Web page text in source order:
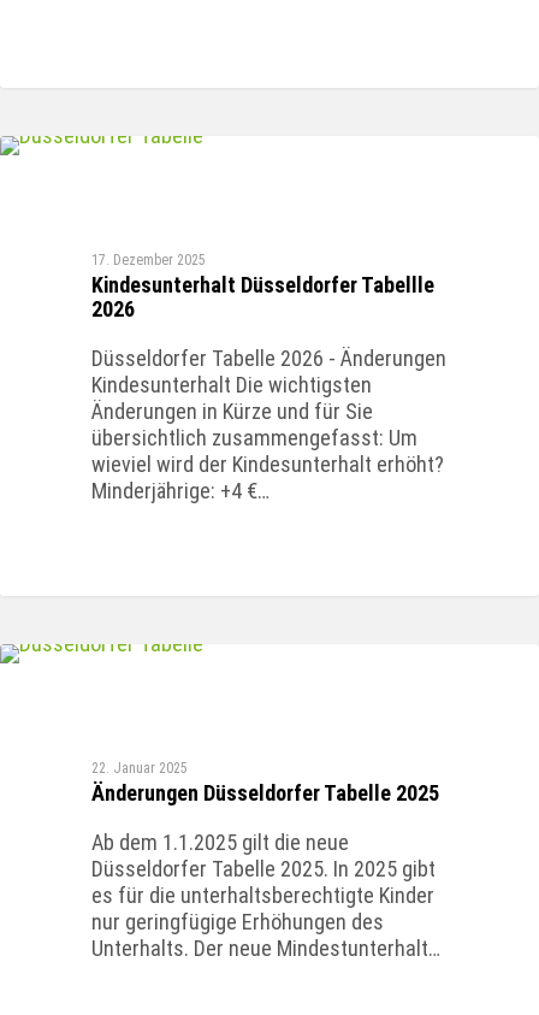
17. Dezember 2025
Kindesunterhalt Düsseldorfer Tabellle
2026
Düsseldorfer Tabelle 2026 - Änderungen
Kindesunterhalt Die wichtigsten
Änderungen in Kürze und für Sie
übersichtlich zusammengefasst: Um
wieviel wird der Kindesunterhalt erhöht?
Minderjährige: +4 €…
22. Januar 2025
Änderungen Düsseldorfer Tabelle 2025
Ab dem 1.1.2025 gilt die neue
Düsseldorfer Tabelle 2025. In 2025 gibt
es für die unterhaltsberechtigte Kinder
nur geringfügige Erhöhungen des
Unterhalts. Der neue Mindestunterhalt…